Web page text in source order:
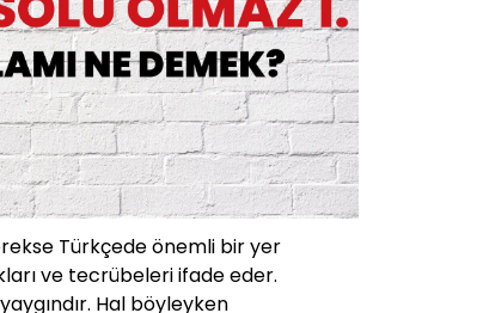
Türkçede önemli bir yer
ve tecrübeleri ifade eder.
Hal böyleyken